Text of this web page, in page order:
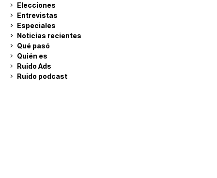
Elecciones
Entrevistas
Especiales
Noticias recientes
Qué pasó
Quién es
Ruido Ads
Ruido podcast